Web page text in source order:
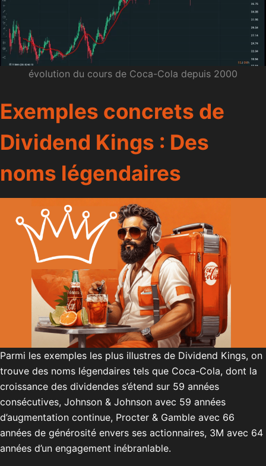
évolution du cours de Coca-Cola depuis 2000
Exemples concrets de
Dividend Kings : Des
noms légendaires
Parmi les exemples les plus illustres de Dividend Kings, on
trouve des noms légendaires tels que Coca-Cola, dont la
croissance des dividendes s’étend sur 59 années
consécutives, Johnson & Johnson avec 59 années
d’augmentation continue, Procter & Gamble avec 66
années de générosité envers ses actionnaires, 3M avec 64
années d’un engagement inébranlable.